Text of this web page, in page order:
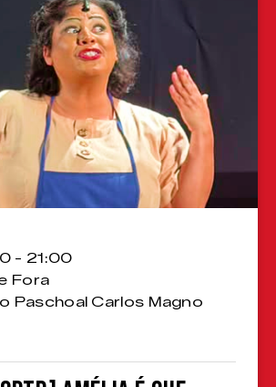
- 21:00
Fora
Paschoal Carlos Magno